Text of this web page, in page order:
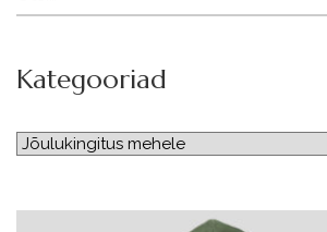
Kategooriad